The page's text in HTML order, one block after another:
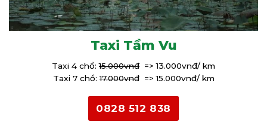
Taxi Tầm Vu
Taxi 4 chổ:15.000vnđ=> 13.000vnđ/ km
Taxi 7 chổ:17.000vnđ=> 15.000vnđ/ km
0828 512 838